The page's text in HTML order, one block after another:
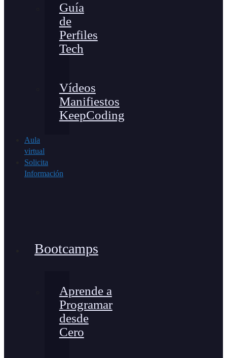
Guía
de
Perfiles
Tech
Vídeos
Manifiestos
KeepCoding
Aula
virtual
Solicita
Información
Bootcamps
Aprende a
Programar
desde
Cero